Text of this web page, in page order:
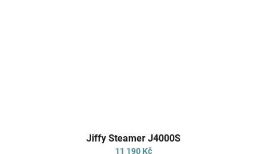
hodnocení
produktu
Jiffy Steamer J4000S
11 190 Kč